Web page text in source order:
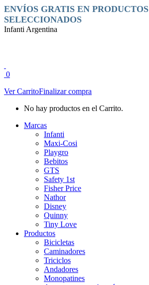
Saltar
al
contenido
Facebook
page
opens
in
Instagram
page
opens
in
ENVÍOS GRATIS EN PRODUCTOS
SELECCIONADOS
Infanti Argentina
0
Ver CarritoFinalizar compra
No hay productos en el Carrito.
Marcas
Infanti
Maxi-Cosi
Playgro
Bebitos
GTS
Safety 1st
Fisher Price
Nathor
Disney
Quinny
Tiny Love
Productos
Bicicletas
Caminadores
Triciclos
Andadores
Monopatines